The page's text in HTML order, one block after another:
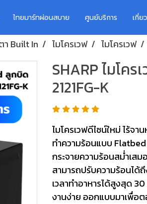
ไทยมาร์ทผ่อนสบาย ศูนย์บริการ เกี่ย
า Built In ไมโครเวฟ ไมโครเวฟ
SHARP ไมโค
2121FG-K
ไมโครเวฟดีไซน์ใหม่ ไร้จ
ทำความร้อนแบบ
กระจายความร้อนสม่ำเส
สามารถปรับความร้อนได้
เวลาทำอาหารได้สูงสุด
งานง่าย ออกแบบมาเพื่อ